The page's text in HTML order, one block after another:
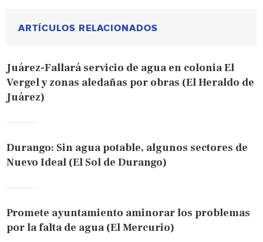
ARTÍCULOS RELACIONADOS
Juárez-Fallará servicio de agua en colonia El
Vergel y zonas aledañas por obras (El Heraldo de
Juárez)
Durango: Sin agua potable, algunos sectores de
Nuevo Ideal (El Sol de Durango)
Promete ayuntamiento aminorar los problemas
por la falta de agua (El Mercurio)